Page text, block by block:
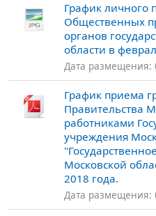
График личного
Общественных
органов
области в
Дата размещения:
График приема
Правительства
работниками
учреждения
Московской
2018 года.
Дата размещения: